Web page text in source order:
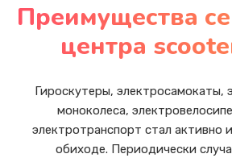
Преимущества
центра
Гироскутеры, электросамокаты,
моноколеса,
электротранспорт стал активно
обиходе. Периодически